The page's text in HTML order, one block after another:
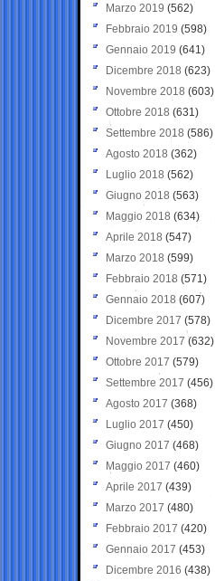
Marzo 2019 (562)
Febbraio 2019 (598)
Gennaio 2019 (641)
Dicembre 2018 (623)
Novembre 2018 (603)
Ottobre 2018 (631)
Settembre 2018 (586)
Agosto 2018 (362)
Luglio 2018 (562)
Giugno 2018 (563)
Maggio 2018 (634)
Aprile 2018 (547)
Marzo 2018 (599)
Febbraio 2018 (571)
Gennaio 2018 (607)
Dicembre 2017 (578)
Novembre 2017 (632)
Ottobre 2017 (579)
Settembre 2017 (456)
Agosto 2017 (368)
Luglio 2017 (450)
Giugno 2017 (468)
Maggio 2017 (460)
Aprile 2017 (439)
Marzo 2017 (480)
Febbraio 2017 (420)
Gennaio 2017 (453)
Dicembre 2016 (438)